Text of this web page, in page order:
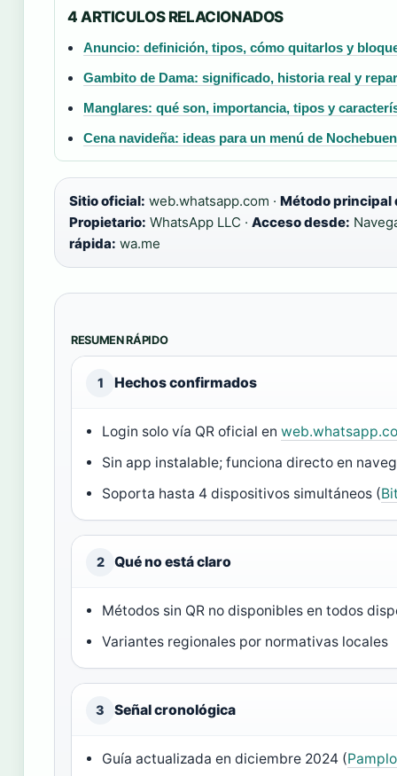
4 ARTICULOS RELACIONADOS
Anuncio: definición, tipos, cómo quitarlos y
Gambito de Dama: significado, historia real y
Manglares: qué son, importancia, tipos y
Cena navideña: ideas para un menú de
Sitio oficial: web.whatsapp.com · Método principal
Propietario: WhatsApp LLC · Acceso desde:
rápida: wa.me
RESUMEN RÁPIDO
1 Hechos confirmados
Login solo vía QR oficial en
Sin app instalable; funciona directo en
Soporta hasta 4 dispositivos simultáneos (
2 Qué no está claro
Métodos sin QR no disponibles en todos
Variantes regionales por normativas locales
3 Señal cronológica
Guía actualizada en diciembre 2024 (